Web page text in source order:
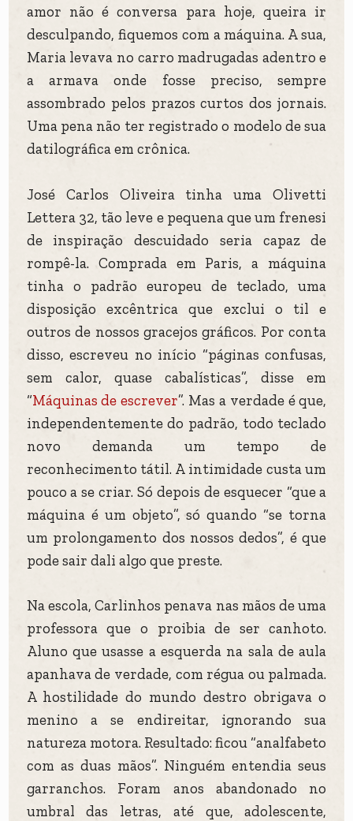
amor não é conversa para hoje, queira ir
desculpando, fiquemos com a máquina. A sua,
Maria levava no carro madrugadas adentro e
a armava onde fosse preciso, sempre
assombrado pelos prazos curtos dos jornais.
Uma pena não ter registrado o modelo de sua
datilográfica em crônica.
José Carlos Oliveira tinha uma Olivetti
Lettera 32, tão leve e pequena que um frenesi
de inspiração descuidado seria capaz de
rompê-la. Comprada em Paris, a máquina
tinha o padrão europeu de teclado, uma
disposição excêntrica que exclui o til e
outros de nossos gracejos gráficos. Por conta
disso, escreveu no início “páginas confusas,
sem calor, quase cabalísticas”, disse em
“Máquinas de escrever”. Mas a verdade é que,
independentemente do padrão, todo teclado
novo demanda um tempo de
reconhecimento tátil. A intimidade custa um
pouco a se criar. Só depois de esquecer “que a
máquina é um objeto”, só quando “se torna
um prolongamento dos nossos dedos”, é que
pode sair dali algo que preste.
Na escola, Carlinhos penava nas mãos de uma
professora que o proibia de ser canhoto.
Aluno que usasse a esquerda na sala de aula
apanhava de verdade, com régua ou palmada.
A hostilidade do mundo destro obrigava o
menino a se endireitar, ignorando sua
natureza motora. Resultado: ficou “analfabeto
com as duas mãos”. Ninguém entendia seus
garranchos. Foram anos abandonado no
umbral das letras, até que, adolescente,